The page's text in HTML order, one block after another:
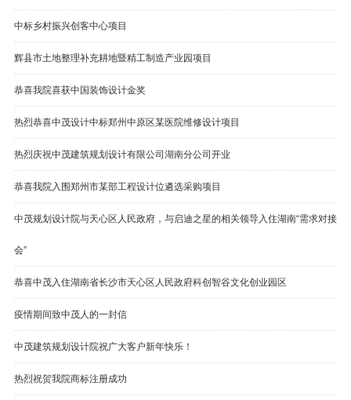
中标乡村振兴创客中心项目
辉县市土地整理补充耕地暨精工制造产业园项目
恭喜我院喜获中国装饰设计金奖
热烈恭喜中茂设计中标郑州中原区某医院维修设计项目
热烈庆祝中茂建筑规划设计有限公司湖南分公司开业
恭喜我院入围郑州市某部工程设计位遴选采购项目
中茂规划设计院与天心区人民政府，与启迪之星的相关领导入住湖南“需求对接
会”
恭喜中茂入住湖南省长沙市天心区人民政府科创智谷文化创业园区
疫情期间致中茂人的一封信
中茂建筑规划设计院祝广大客户新年快乐！
热烈祝贺我院商标注册成功